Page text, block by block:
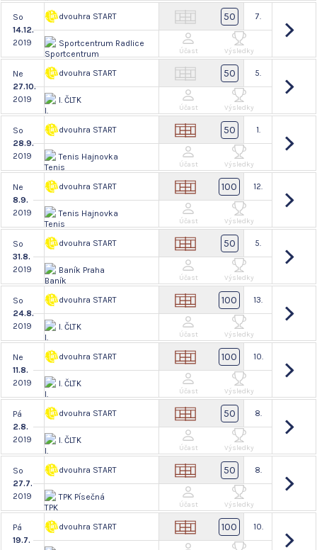
So
14.12.
2019
dvouhra START
Sportcentrum Radlice
50 7.
Účast Výsledky
Ne
27.10.
2019
dvouhra START
I. ČLTK
50 5.
Účast Výsledky
So
28.9.
2019
dvouhra START
Tenis Hajnovka
50 1.
Účast Výsledky
Ne
8.9.
2019
dvouhra START
Tenis Hajnovka
100 12.
Účast Výsledky
So
31.8.
2019
dvouhra START
Baník Praha
50 5.
Účast Výsledky
So
24.8.
2019
dvouhra START
I. ČLTK
100 13.
Účast Výsledky
Ne
11.8.
2019
dvouhra START
I. ČLTK
100 10.
Účast Výsledky
Pá
2.8.
2019
dvouhra START
I. ČLTK
50 8.
Účast Výsledky
So
27.7.
2019
dvouhra START
TPK Písečná
50 8.
Účast Výsledky
Pá
19.7.
dvouhra START 100 10.